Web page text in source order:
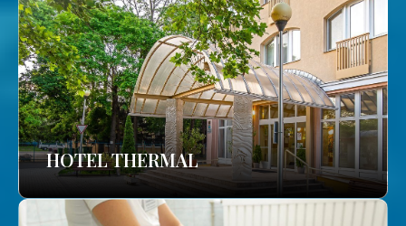
HOTEL THERMAL